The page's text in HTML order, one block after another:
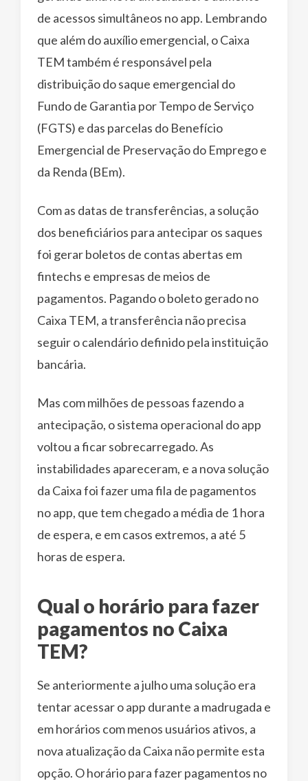
de acessos simultâneos no app. Lembrando
que além do auxílio emergencial, o Caixa
TEM também é responsável pela
distribuição do saque emergencial do
Fundo de Garantia por Tempo de Serviço
(FGTS) e das parcelas do Benefício
Emergencial de Preservação do Emprego e
da Renda (BEm).
Com as datas de transferências, a solução
dos beneficiários para antecipar os saques
foi gerar boletos de contas abertas em
fintechs e empresas de meios de
pagamentos. Pagando o boleto gerado no
Caixa TEM, a transferência não precisa
seguir o calendário definido pela instituição
bancária.
Mas com milhões de pessoas fazendo a
antecipação, o sistema operacional do app
voltou a ficar sobrecarregado. As
instabilidades apareceram, e a nova solução
da Caixa foi fazer uma fila de pagamentos
no app, que tem chegado a média de 1 hora
de espera, e em casos extremos, a até 5
horas de espera.
Qual o horário para fazer
pagamentos no Caixa
TEM?
Se anteriormente a julho uma solução era
tentar acessar o app durante a madrugada e
em horários com menos usuários ativos, a
nova atualização da Caixa não permite esta
opção. O horário para fazer pagamentos no